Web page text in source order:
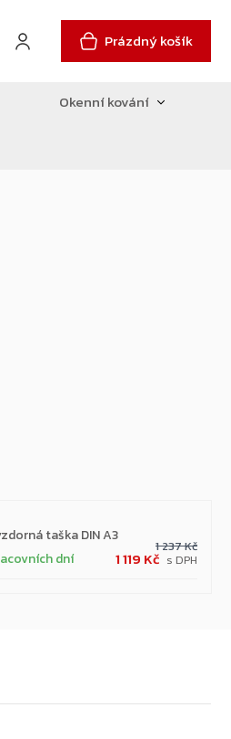
Prázdný košík
Okenní kování
taška DIN A3
dní
1 237 Kč
1 119 Kč